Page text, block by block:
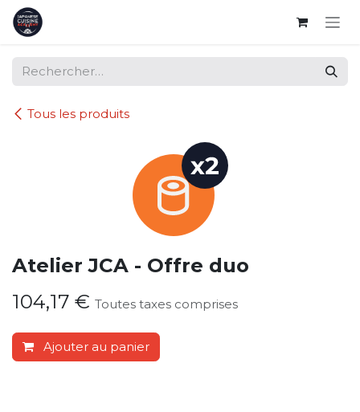
Se rendre au contenu
Tous les produits
Atelier JCA - Offre duo
104,17 € Toutes taxes comprises
Ajouter au panier